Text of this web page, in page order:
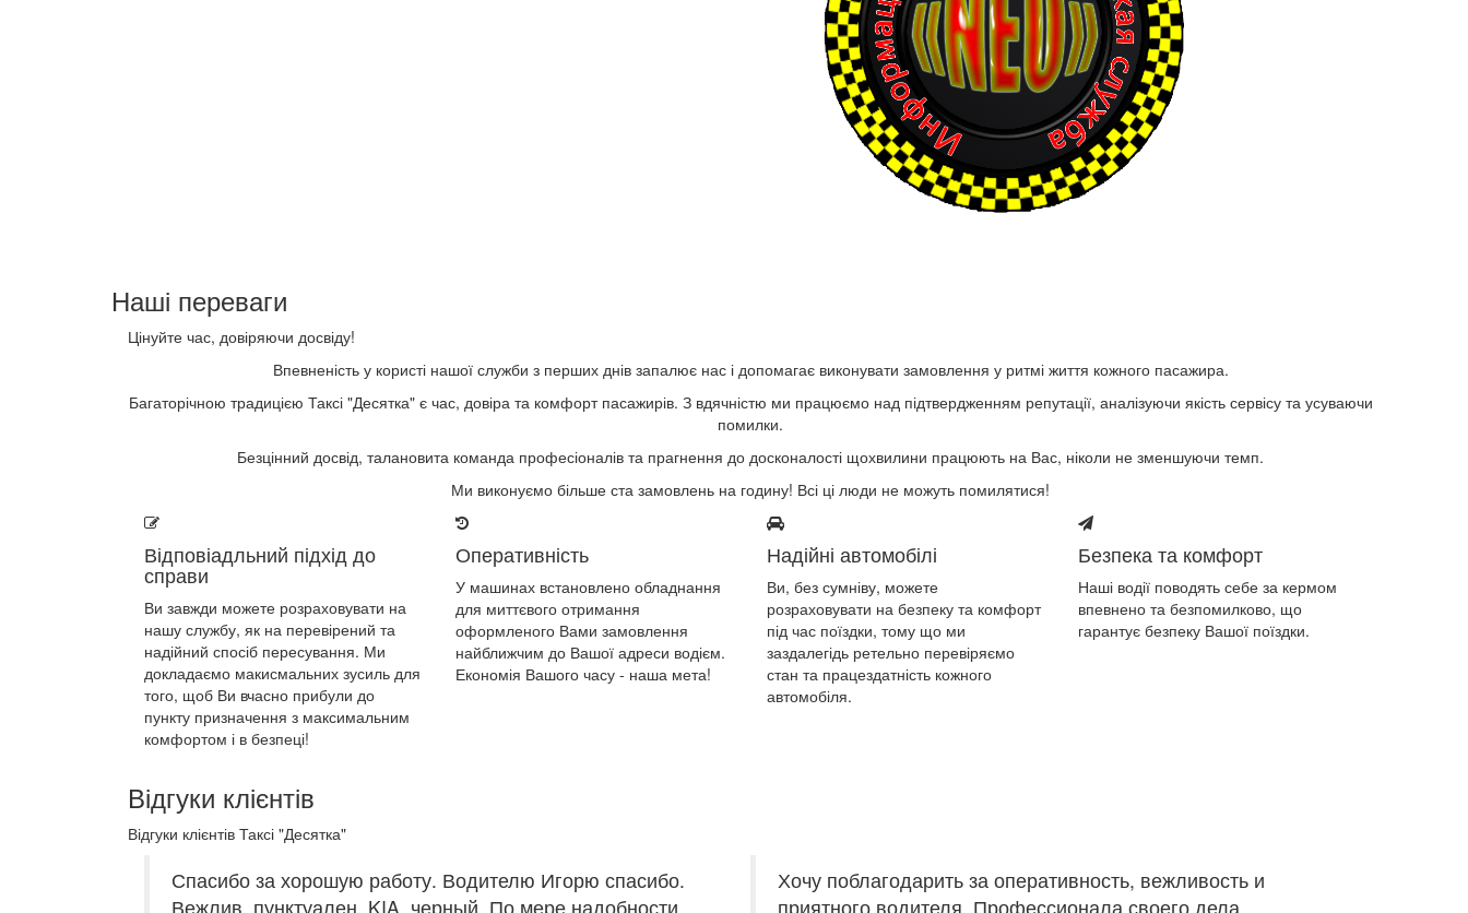
Наші переваги
Цінуйте час, довіряючи досвіду!
Впевненість у користі нашої служби з перших днів запалює нас і допомагає виконувати замовлення у ритмі життя кожного пасажира.
Багаторічною традицією Таксі "Десятка" є час, довіра та комфорт пасажирів. З вдячністю ми працюємо над підтвердженням репутації, аналізуючи якість сервісу та усуваючи
помилки.
Безцінний досвід, талановита команда професіоналів та прагнення до досконалості щохвилини працюють на Вас, ніколи не зменшуючи темп.
Ми виконуємо більше ста замовлень на годину! Всі ці люди не можуть помилятися!
Відповіадльний підхід до
справи
Ви завжди можете розраховувати на
нашу службу, як на перевірений та
надійний спосіб пересування. Ми
докладаємо макисмальних зусиль для
того, щоб Ви вчасно прибули до
пункту призначення з максимальним
комфортом і в безпеці!
Оперативність
У машинах встановлено обладнання
для миттєвого отримання
оформленого Вами замовлення
найближчим до Вашої адреси водієм.
Економія Вашого часу - наша мета!
Надійні автомобілі
Ви, без сумніву, можете
розраховувати на безпеку та комфорт
під час поїздки, тому що ми
заздалегідь ретельно перевіряємо
стан та працездатність кожного
автомобіля.
Безпека та комфорт
Наші водії поводять себе за кермом
впевнено та безпомилково, що
гарантує безпеку Вашої поїздки.
Відгуки клієнтів
Відгуки клієнтів Таксі "Десятка"
Спасибо за хорошую работу. Водителю Игорю спасибо.
Вежлив, пунктуален. KIA, черный. По мере надобности
Хочу поблагодарить за оперативность, вежливость и
приятного водителя. Профессионала своего дела.